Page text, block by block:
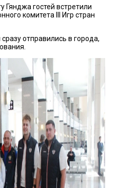
гостей встретили
комитета III Игр стран
отправились в города,